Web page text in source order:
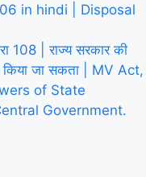
in hindi | Disposal
108 | राज्य सरकार की
किया जा सकता | MV Act,
of State
Government.